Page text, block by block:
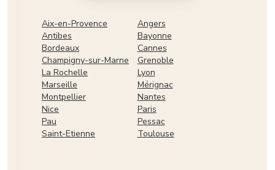
Aix-en-Provence
Angers
Antibes
Bayonne
Bordeaux
Cannes
Champigny-sur-Marne
Grenoble
La Rochelle
Lyon
Marseille
Mérignac
Montpellier
Nantes
Nice
Paris
Pau
Pessac
Saint-Etienne
Toulouse